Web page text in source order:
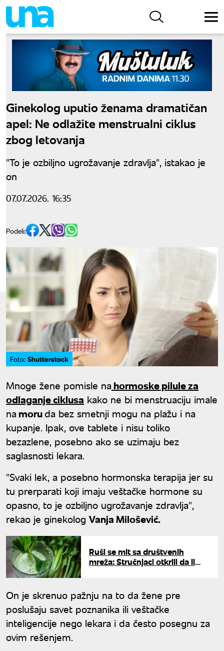
Ginekolog uputio ženama dramatičan
apel: Ne odlažite menstrualni ciklus
zbog letovanja
"To je ozbiljno ugrožavanje zdravlja", istakao je
on
07.07.2026. 16:35
Podeli:
Foto: Shutterstock
Mnoge žene pomisle na hormoske pilule za
odlaganje ciklusa kako ne bi menstruaciju imale
na moruda bez smetnji mogu na plažu i na
kupanje. Ipak, ove tablete i nisu toliko
bezazlene, posebno ako se uzimaju bez
saglasnosti lekara.
"Svaki lek, a posebno hormonska terapija jer su
tu prerparati koji imaju veštačke hormone su
opasno, to je ozbiljno ugrožavanje zdravlja",
rekao je ginekolog Vanja Milošević.
Ruši se mit sa društvenih
mreža: Stručnjaci otkrili da li
On je skrenuo pažnju na to da žene pre
poslušaju savet poznanika ili veštačke
inteligencije nego lekara i da često posegnu za
ovim rešenjem.